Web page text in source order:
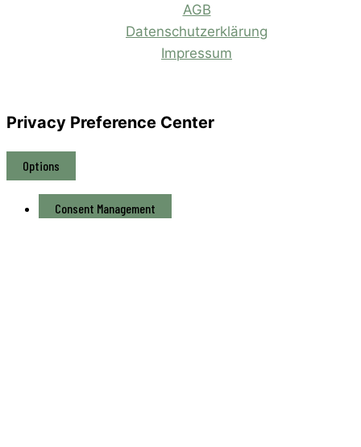
AGB
Datenschutzerklärung
Impressum
Privacy Preference Center
Options
Consent Management